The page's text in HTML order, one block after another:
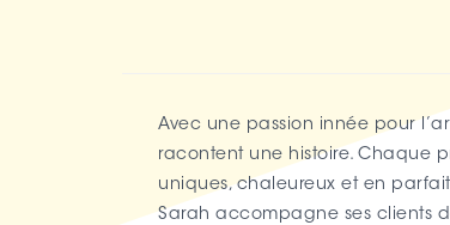
Avec une passion innée pour
racontent une histoire. Chaque
uniques, chaleureux et en
Sarah accompagne ses clients